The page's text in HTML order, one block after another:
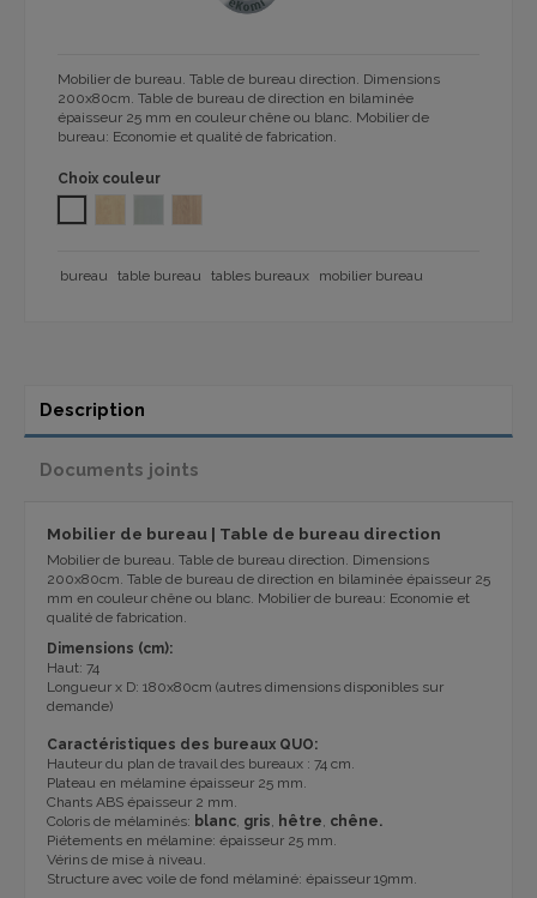
Mobilier de bureau. Table de bureau direction. Dimensions
200x80cm. Table de bureau de direction en bilaminée
épaisseur 25 mm en couleur chêne ou blanc. Mobilier de
bureau: Economie et qualité de fabrication.
Choix couleur
bureau table bureau tables bureaux mobilier bureau
Description
Documents joints
Mobilier de bureau | Table de bureau direction
Mobilier de bureau. Table de bureau direction. Dimensions
200x80cm. Table de bureau de direction en bilaminée épaisseur 25
mm en couleur chêne ou blanc. Mobilier de bureau: Economie et
qualité de fabrication.
Dimensions (cm):
Haut: 74
Longueur x D: 180x80cm (autres dimensions disponibles sur
demande)
Caractéristiques des bureaux QUO:
Hauteur du plan de travail des bureaux : 74 cm.
Plateau en mélamine épaisseur 25 mm.
Chants ABS épaisseur 2 mm.
Coloris de mélaminés: blanc gris hêtre chêne.
Piétements en mélamine: épaisseur 25 mm.
Vérins de mise à niveau.
Structure avec voile de fond mélaminé: épaisseur 19mm.